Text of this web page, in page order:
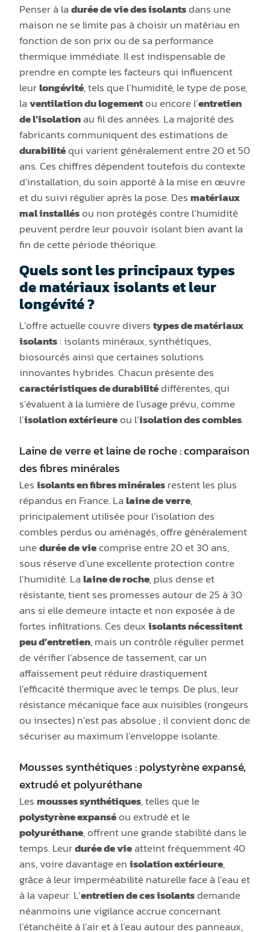
Penser à ladurée de vie des isolantsdans une
maison ne se limite pas à choisir un matériau en
fonction de son prix ou de sa performance
thermique immédiate. Il est indispensable de
prendre en compte les facteurs qui influencent
leurlongévité, tels que l’humidité, le type de pose,
laventilation du logementou encore l’entretien
de l’isolationau fil des années. La majorité des
fabricants communiquent des estimations de
durabilitéqui varient généralement entre 20 et 50
ans. Ces chiffres dépendent toutefois du contexte
d’installation, du soin apporté à la mise en œuvre
et du suivi régulier après la pose. Desmatériaux
mal installésou non protégés contre l’humidité
peuvent perdre leur pouvoir isolant bien avant la
fin de cette période théorique.
Quels sont les principaux types
de matériaux isolants et leur
longévité ?
L’offre actuelle couvre diverstypes de matériaux
isolants: isolants minéraux, synthétiques,
biosourcés ainsi que certaines solutions
innovantes hybrides. Chacun présente des
caractéristiques de durabilitédifférentes, qui
s’évaluent à la lumière de l’usage prévu, comme
l’isolation extérieureou l’isolation des combles.
Laine de verre et laine de roche : comparaison
des fibres minérales
Lesisolants en fibres minéralesrestent les plus
répandus en France. Lalaine de verre,
principalement utilisée pour l’isolation des
combles perdus ou aménagés, offre généralement
unedurée de viecomprise entre 20 et 30 ans,
sous réserve d’une excellente protection contre
l’humidité. Lalaine de roche, plus dense et
résistante, tient ses promesses autour de 25 à 30
ans si elle demeure intacte et non exposée à de
fortes infiltrations. Ces deuxisolants nécessitent
peu d’entretien, mais un contrôle régulier permet
de vérifier l’absence de tassement, car un
affaissement peut réduire drastiquement
l’efficacité thermique avec le temps. De plus, leur
résistance mécanique face aux nuisibles (rongeurs
ou insectes) n’est pas absolue ; il convient donc de
sécuriser au maximum l’enveloppe isolante.
Mousses synthétiques : polystyrène expansé,
extrudé et polyuréthane
Lesmousses synthétiques, telles que le
polystyrène expanséou extrudé et le
polyuréthane, offrent une grande stabilité dans le
temps. Leurdurée de vieatteint fréquemment 40
ans, voire davantage enisolation extérieure,
grâce à leur imperméabilité naturelle face à l’eau et
à la vapeur. L’entretien de ces isolantsdemande
néanmoins une vigilance accrue concernant
l’étanchéité à l’air et à l’eau autour des panneaux,